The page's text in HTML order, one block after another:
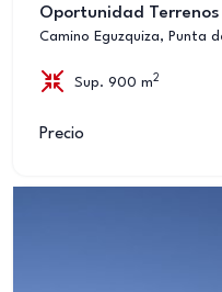
Oportunidad
Camino Eguzquiza, Punta
Sup. 900 m 2
Precio